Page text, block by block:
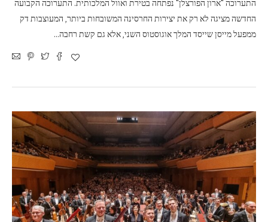
התערוכה "ארון הפורצלן" נפתחה בטירת ואוול המלכותית. התערוכה הקבועה
החדשה מציגה לא רק את יצירות החרסינה המשובחות ביותר, המעוצבות דק
ממפעל מייסן שייסד המלך אוגוסטוס השני, אלא גם קשת רחבה…